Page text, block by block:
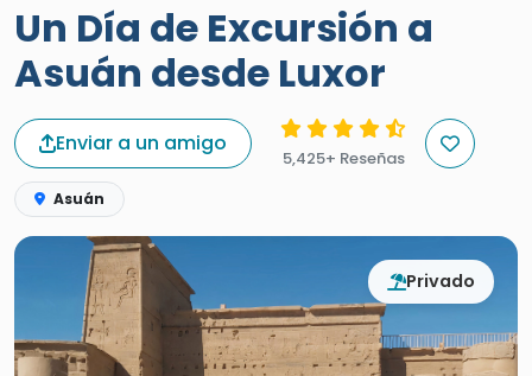
Un Día de Excursión a
Asuán desde Luxor
Enviar a un amigo
5,425+ Reseñas
Asuán
Privado